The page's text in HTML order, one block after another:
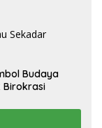
Budaya
Birokrasi